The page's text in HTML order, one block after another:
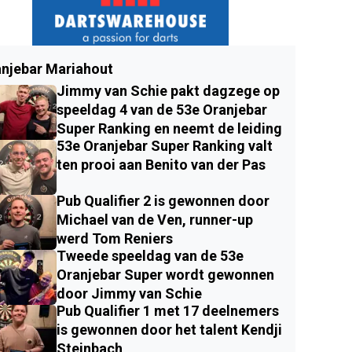
Mariahout
Jimmy van Schie pakt dagzege op
speeldag 4 van de 53e Oranjebar
Super Ranking en neemt de leiding
53e Oranjebar Super Ranking valt
ten prooi aan Benito van der Pas
Pub Qualifier 2 is gewonnen door
Michael van de Ven, runner-up
werd Tom Reniers
Tweede speeldag van de 53e
Oranjebar Super wordt gewonnen
door Jimmy van Schie
Pub Qualifier 1 met 17 deelnemers
is gewonnen door het talent Kendji